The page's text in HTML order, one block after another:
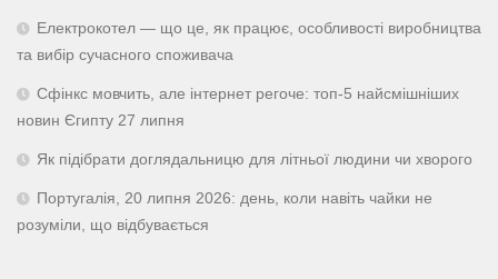
Електрокотел — що це, як працює, особливості виробництва
та вибір сучасного споживача
Сфінкс мовчить, але інтернет регоче: топ-5 найсмішніших
новин Єгипту 27 липня
Як підібрати доглядальницю для літньої людини чи хворого
Португалія, 20 липня 2026: день, коли навіть чайки не
розуміли, що відбувається